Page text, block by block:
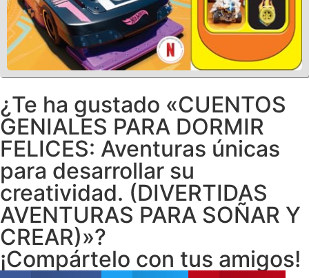
¿Te ha gustado «CUENTOS
GENIALES PARA DORMIR
FELICES: Aventuras únicas
para desarrollar su
creatividad. (DIVERTIDAS
AVENTURAS PARA SOÑAR Y
CREAR)»?
¡Compártelo con tus amigos!